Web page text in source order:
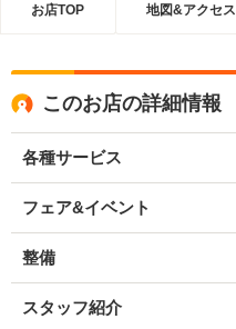
お店TOP 地図&アクセス
このお店の詳細情報
各種サービス
フェア&イベント
整備
スタッフ紹介